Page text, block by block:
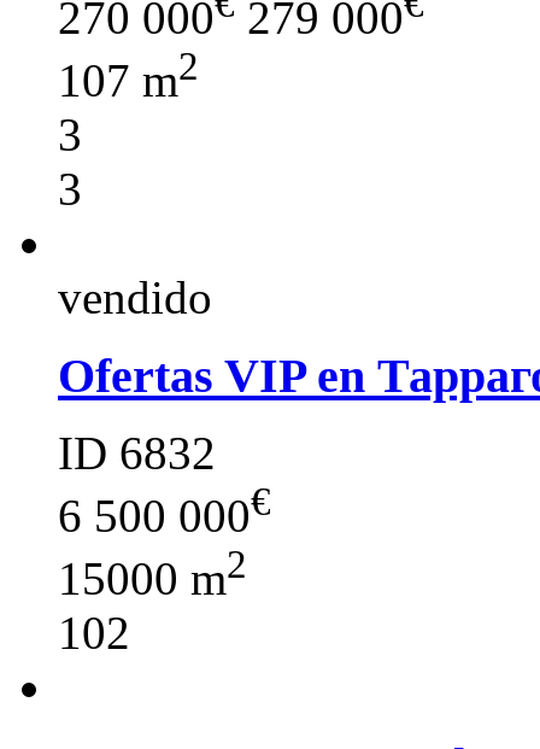
270 000
279 000
107 m2
3
3
vendido
Ofertas VIP en
ID 6832
6 500 000€
15000 m2
102